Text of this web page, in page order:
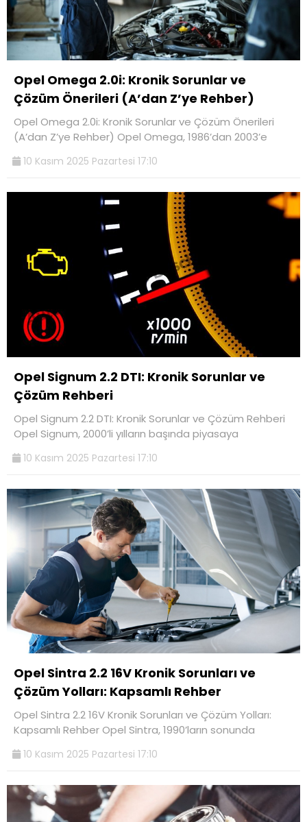
Opel Omega 2.0i: Kronik Sorunlar ve
Çözüm Önerileri (A’dan Z’ye Rehber)
Opel Omega 2.0i: Kronik Sorunlar ve Çözüm Önerileri
(A’dan Z’ye Rehber) Opel Omega, 1986’dan 2003’e
10 Kasım 2025 Pazartesi 17:10
Opel Signum 2.2 DTI: Kronik Sorunlar ve
Çözüm Rehberi
Opel Signum 2.2 DTI: Kronik Sorunlar ve Çözüm Rehberi
Opel Signum, 2000’li yılların başında piyasaya
10 Kasım 2025 Pazartesi 17:10
Opel Sintra 2.2 16V Kronik Sorunları ve
Çözüm Yolları: Kapsamlı Rehber
Opel Sintra 2.2 16V Kronik Sorunları ve Çözüm Yolları:
Kapsamlı Rehber Opel Sintra, 1990’ların sonunda
10 Kasım 2025 Pazartesi 17:10